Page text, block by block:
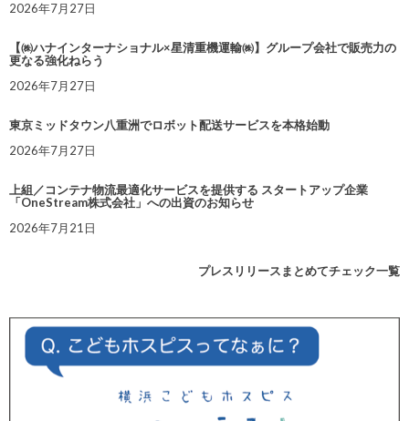
2026年7月27日
【㈱ハナインターナショナル×星清重機運輸㈱】グループ会社で販売力の
更なる強化ねらう
2026年7月27日
東京ミッドタウン八重洲でロボット配送サービスを本格始動
2026年7月27日
上組／コンテナ物流最適化サービスを提供する スタートアップ企業
「OneStream株式会社」への出資のお知らせ
2026年7月21日
プレスリリースまとめてチェック一覧